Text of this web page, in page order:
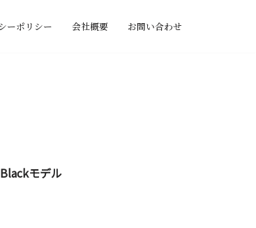
ーポリシー 会社概要 お問い合わせ
モデル